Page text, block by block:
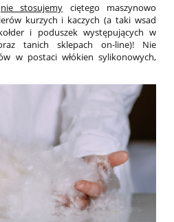
nie stosujemy ciętego maszynowo
kurzych i kaczych (a taki wsad
i poduszek występujących w
tanich sklepach on-line)! Nie
w postaci włókien sylikonowych,